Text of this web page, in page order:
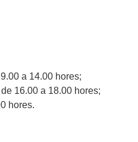
a 14.00 hores;
16.00 a 18.00 hores;
hores.